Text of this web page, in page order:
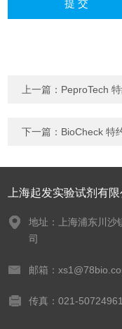
上一篇： PeproTech
下一篇： BioCheck 特
上海起发实验试剂有限
地址：上海浦东川沙
司
邮箱：
传真：021-50724961